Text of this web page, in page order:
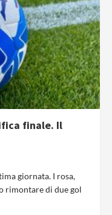
finale. Il
giornata. I rosa,
rimontare di due gol